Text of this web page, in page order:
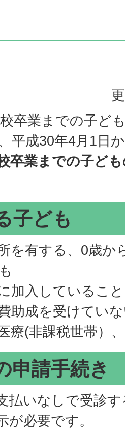
卒業までの子ど
平成30年4月1日
卒業までの子ど
子ども
を有する、0歳か
加入しているこ
助成を受けてい
療(非課税世帯）
申請手続き
払いなしで受診
が必要です。